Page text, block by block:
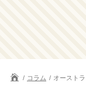
コラム オースト